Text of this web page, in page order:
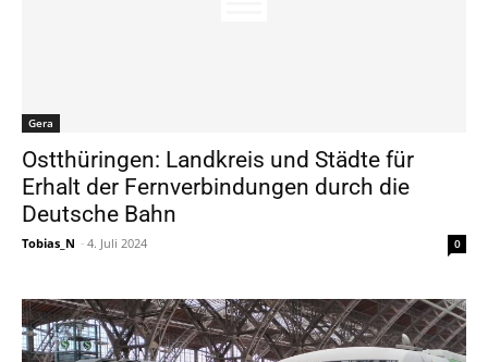
Gera
Ostthüringen: Landkreis und Städte für
Erhalt der Fernverbindungen durch die
Deutsche Bahn
Tobias_N - 4. Juli 2024 0